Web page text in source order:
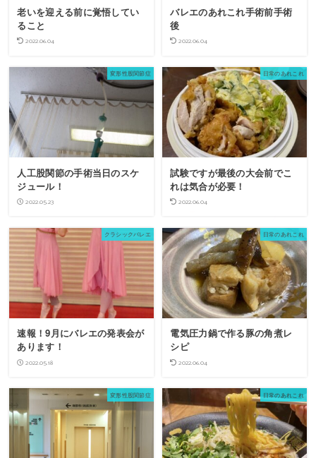
老いを迎える前に覚悟してい
ること
2022.06.04
バレエのあれこれ手術前手術
後
2022.06.04
変形性股関節症
人工股関節の手術当日のスケ
ジュール！
2022.05.23
日常のあれこれ
試験ですが最後の大会前でこ
れは気合が必要！
2022.06.04
クラシックバレエ
速報！9月にバレエの発表会が
あります！
2022.05.18
日常のあれこれ
電気圧力鍋で作る豚の角煮レ
シピ
2022.06.04
変形性股関節症 日常のあれこれ